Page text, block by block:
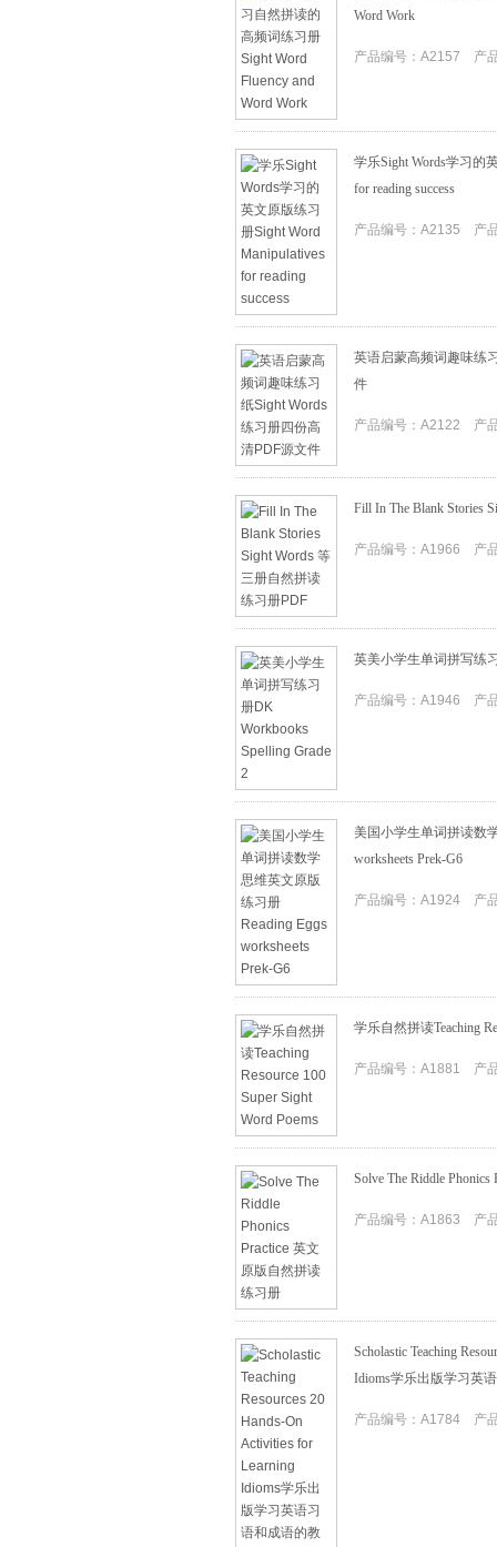
Word Work
产品编号：A2157 产
学乐Sight Words学习的
for reading success
产品编号：A2135 产
英语启蒙高频词趣味练
件
产品编号：A2122 产
Fill In The Blank Stories
产品编号：A1966 产
英美小学生单词拼写练
产品编号：A1946 产
美国小学生单词拼读数
worksheets Prek-G6
产品编号：A1924 产
学乐自然拼读Teaching
产品编号：A1881 产
Solve The Riddle
产品编号：A1863 产
Scholastic Teaching
Idioms学乐出版学习英
产品编号：A1784 产